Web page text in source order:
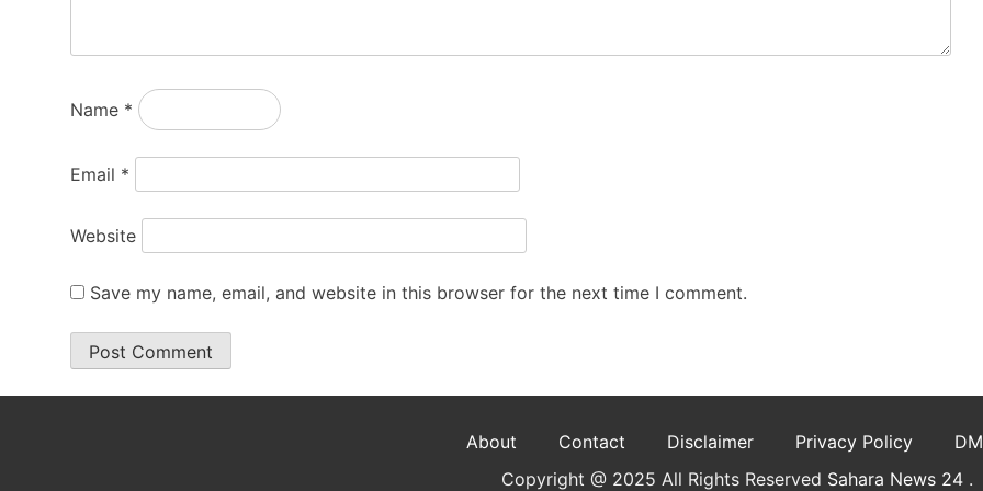
Name *
Email *
Website
Save my name, email, and website in this browser for the next time I comment.
About Contact Disclaimer Privacy Policy
Copyright @ 2025 All Rights Reserved Sahara News 24 .